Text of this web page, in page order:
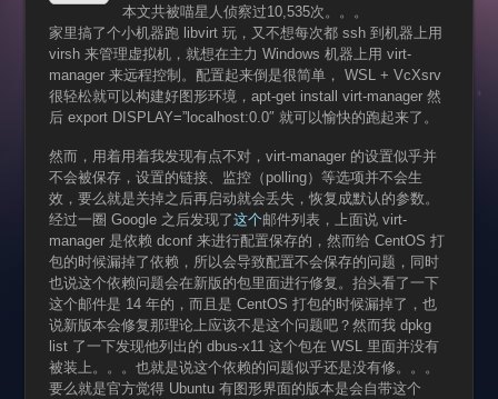
本文共被喵星人侦察过10,535次。。。
家里搞了个小机器跑 libvirt 玩，又不想每次都 ssh 到机器上用
virsh 来管理虚拟机，就想在主力 Windows 机器上用 virt-
manager 来远程控制。配置起来倒是很简单， WSL + VcXsrv
很轻松就可以构建好图形环境，apt-get install virt-manager 然
后 export DISPLAY=”localhost:0.0″ 就可以愉快的跑起来了。
然而，用着用着我发现有点不对，virt-manager 的设置似乎并
不会被保存，设置的链接、监控（polling）等选项并不会生
效，要么就是关掉之后再启动就会丢失，恢复成默认的参数。
经过一圈 Google 之后发现了这个邮件列表，上面说 virt-
manager 是依赖 dconf 来进行配置保存的，然而给 CentOS 打
包的时候漏掉了依赖，所以会导致配置不会保存的问题，同时
也说这个依赖问题会在新版的包里面进行修复。抬头看了一下
这个邮件是 14 年的，而且是 CentOS 打包的时候漏掉了，也
说新版本会修复那理论上应该不是这个问题吧？然而我 dpkg
list 了一下发现他列出的 dbus-x11 这个包在 WSL 里面并没有
被装上。。。也就是说这个依赖的问题似乎还是没有修。。。
要么就是官方觉得 Ubuntu 有图形界面的版本是会自带这个